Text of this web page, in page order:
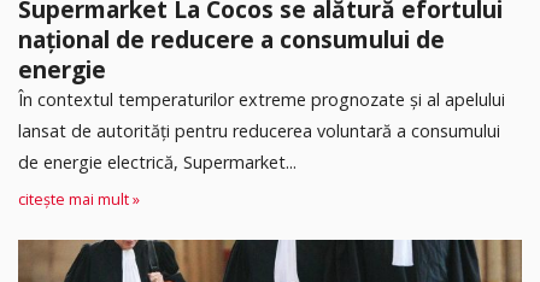
Supermarket La Cocos se alătură efortului
național de reducere a consumului de
energie
În contextul temperaturilor extreme prognozate și al apelului
lansat de autorități pentru reducerea voluntară a consumului
de energie electrică, Supermarket...
citește mai mult »